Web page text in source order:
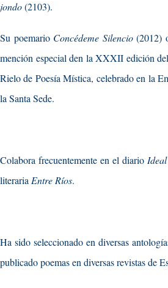
jondo(2103).
Su poemario Concédeme Silencio(2012)
mención especial den la XXXII edición
Rielo de Poesía Mística, celebrado en la
la Santa Sede.
Colabora frecuentemente en el diario Ideal
literaria Entre Ríos.
Ha sido seleccionado en diversas
publicado poemas en diversas revistas de